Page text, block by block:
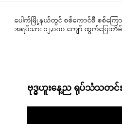
ပေါက်မြို့နယ်တွင် စစ်ကောင်စီ စစ်ကြော
အရပ်သား ၁၂,၀၀၀ ကျော် ထွက်ပြေးတိမ်
ဗုဒ္ဓဟူးနေ့ည ရုပ်သံသတင်း